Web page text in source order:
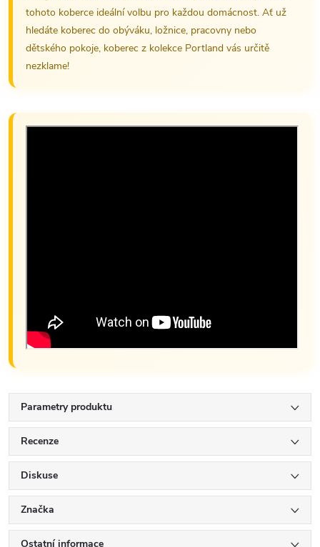
tohoto koberce ideální volbu pro každou domácnost. Ať už
hledáte koberec do obýváku, ložnice, pracovny nebo
dětského pokoje, koberec z kolekce Portland vás určitě
nezklame!
Parametry produktu
Recenze
Diskuse
Značka
Ostatní informace